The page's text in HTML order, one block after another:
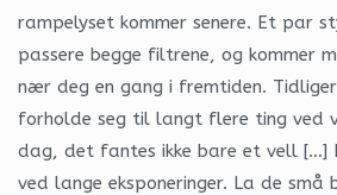
rampelyset kommer senere. Et par
passere begge filtrene, og kommer
nær deg en gang i fremtiden.
forholde seg til langt flere ting ved
dag, det fantes ikke bare et vell […]
ved lange eksponeringer. La de små